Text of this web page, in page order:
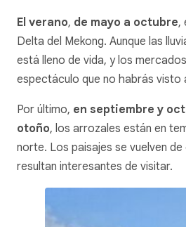
El verano, de mayo a octubre,
Delta del Mekong. Aunque las
está lleno de vida, y los
espectáculo que no habrás visto
Por último, en septiembre y
otoño, los arrozales están en
norte. Los paisajes se vuelven
resultan interesantes de visitar.